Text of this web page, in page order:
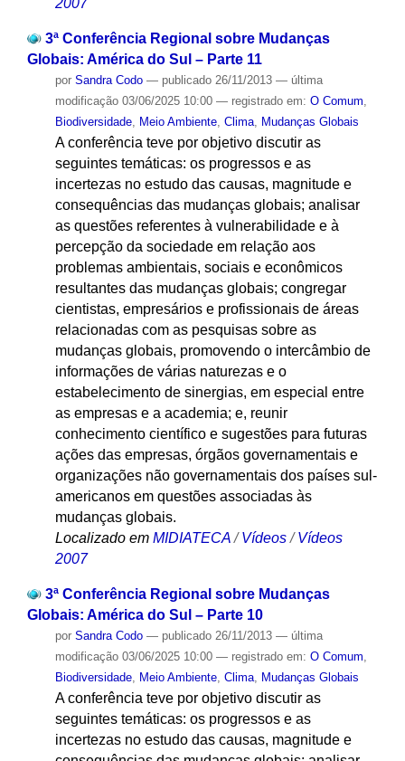
2007
3ª Conferência Regional sobre Mudanças
Globais: América do Sul – Parte 11
por Sandra Codo — publicado26/11/2013 — última
modificação03/06/2025 10:00 — registrado em: O Comum,
Biodiversidade, Meio Ambiente, Clima, Mudanças Globais
A conferência teve por objetivo discutir as
seguintes temáticas: os progressos e as
incertezas no estudo das causas, magnitude e
consequências das mudanças globais; analisar
as questões referentes à vulnerabilidade e à
percepção da sociedade em relação aos
problemas ambientais, sociais e econômicos
resultantes das mudanças globais; congregar
cientistas, empresários e profissionais de áreas
relacionadas com as pesquisas sobre as
mudanças globais, promovendo o intercâmbio de
informações de várias naturezas e o
estabelecimento de sinergias, em especial entre
as empresas e a academia; e, reunir
conhecimento científico e sugestões para futuras
ações das empresas, órgãos governamentais e
organizações não governamentais dos países sul-
americanos em questões associadas às
mudanças globais.
Localizado em MIDIATECA /Vídeos /Vídeos
2007
3ª Conferência Regional sobre Mudanças
Globais: América do Sul – Parte 10
por Sandra Codo — publicado26/11/2013 — última
modificação03/06/2025 10:00 — registrado em: O Comum
Biodiversidade, Meio Ambiente, Clima, Mudanças Globais
A conferência teve por objetivo discutir as
seguintes temáticas: os progressos e as
incertezas no estudo das causas, magnitude e